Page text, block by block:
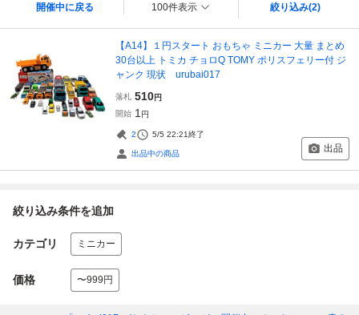
開催中に戻る 100件表示 絞り込み(2)
【A14】１円スタート おもちゃ ミニカー 大量 まとめ
30台以上 トミカ チョロQ TOMY ポリスフェリー付 ジ
ャンク 現状 urubai017
落札 510円
開始 1 円
2 5/5 22:21終了
出品中の商品 出品
絞り込み条件を追加
カテゴリ ミニカー
価格 〜999円